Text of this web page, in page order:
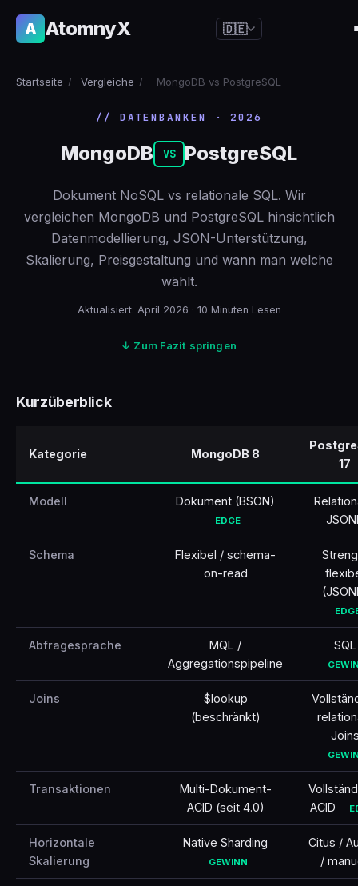
A AtomnyX 🇩🇪
🇪🇸 Español
🇧🇷Português
🇫🇷Français
🇯🇵
🇷🇺Русский
🇨🇳简体中文
Nederlands
Startseite / Vergleiche / MongoDB vs PostgreSQL
// DATENBANKEN · 2026
MongoDB VS PostgreSQL
Dokument NoSQL vs relationale SQL. Wir
vergleichen MongoDB und PostgreSQL hinsichtlich
Datenmodellierung, JSON-Unterstützung,
Skalierung, Preisgestaltung und wann man welche
wählt.
Aktualisiert: April 2026 · 10 Minuten Lesen
↓ Zum Fazit springen
Kurzüberblick
Kategorie MongoDB 8
17
Modell Dokument (BSON)
EDGE
Schema
Flexibel / schema-
on-read
Abfragesprache
MQL /
Aggregationspipeline
SQL
Joins
$lookup
(beschränkt)
Transaktionen
Multi-Dokument-
ACID (seit 4.0)
ACID
Horizontale
Skalierung
Native Sharding
GEWINN
Citus /
/